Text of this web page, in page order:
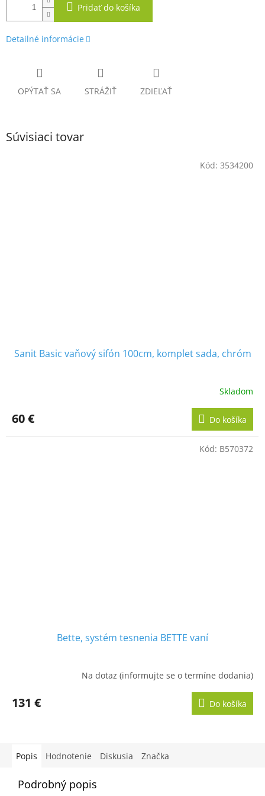
Pridať do košíka
Detailné informácie
OPÝTAŤ SA STRÁŽIŤ ZDIEĽAŤ
Súvisiaci tovar
Sanit Basic vaňový sifón 100cm, komplet sada, chróm
Skladom
60 € Do košíka
Kód: 3534200
Bette, systém tesnenia BETTE vaní
Na dotaz (informujte se o termíne dodania)
131 € Do košíka
Kód: B570372
Popis Hodnotenie Diskusia Značka
Podrobný popis